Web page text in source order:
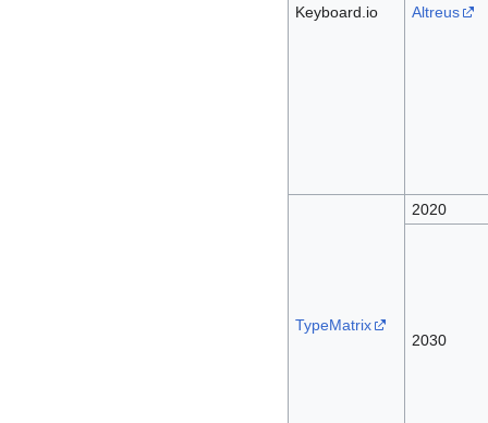
Keyboard.io Altreus
TypeMatrix
2020
2030